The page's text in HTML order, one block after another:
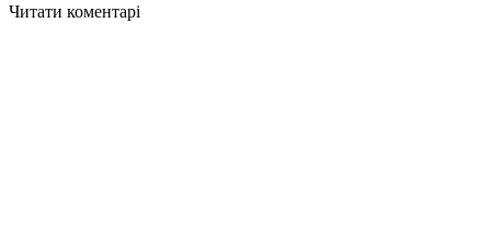
Читати коментарі